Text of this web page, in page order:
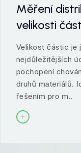
Měření
velikosti
Velikost částic je
nejdůležitějších
pochopení
druhů materiálů.
řešením pro m..